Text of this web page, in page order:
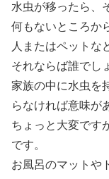
水虫が移ったら、
何もないところか
人またはペットな
それならば誰でし
家族の中に水虫を
らなければ意味が
ちょっと大変です
です。
お風呂のマットや